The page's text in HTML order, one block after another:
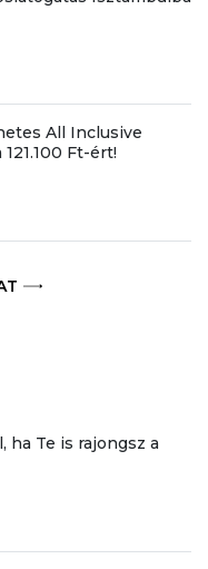
All Inclusive
Ft-ért!
ha Te is rajongsz a